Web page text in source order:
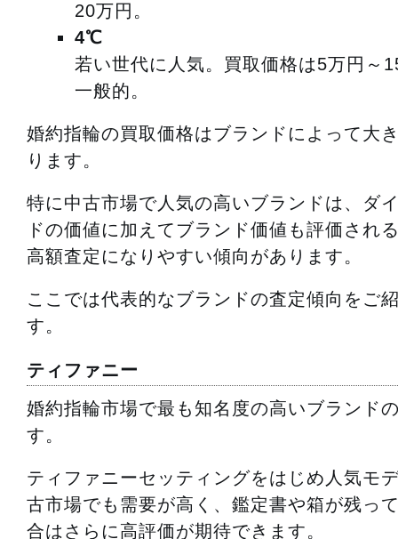
20万円。
4℃
若い世代に人気。買取価格は5万円～
一般的。
婚約指輪の買取価格はブランドによって大
ります。
特に中古市場で人気の高いブランドは、ダ
ドの価値に加えてブランド価値も評価され
高額査定になりやすい傾向があります。
ここでは代表的なブランドの査定傾向をご
す。
ティファニー
婚約指輪市場で最も知名度の高いブランド
す。
ティファニーセッティングをはじめ人気モ
古市場でも需要が高く、鑑定書や箱が残っ
合はさらに高評価が期待できます。